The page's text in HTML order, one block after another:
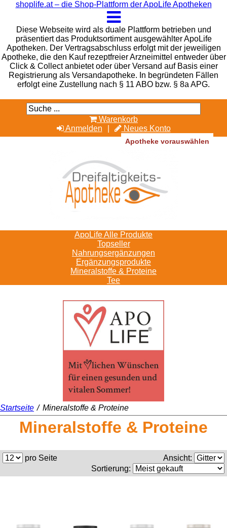
shoplife.at – die Shop-Plattform der ApoLife Apotheken
Diese Webseite wird als duale Plattform betrieben und
präsentiert das Produktsortiment ausgewählter ApoLife
Apotheken. Der Vertragsabschluss erfolgt mit der jeweiligen
Apotheke, die den Kauf rezeptfreier Arzneimittel entweder über
Click & Collect anbietet oder über Versand auf Basis einer
Registrierung als Versandapotheke. In begründeten Fällen
erfolgt eine Zustellung nach § 11 ABO bzw. § 8a APG.
Warenkorb
Anmelden
Neues Konto
Apotheke vorauswählen
ApoLife Alle Produkte
Topseller
Nahrungsergänzungen
Ergänzungsprodukte
Mineralstoffe & Proteine
Tee
Startseite / Mineralstoffe & Proteine
Mineralstoffe & Proteine
pro Seite
Ansicht:
Sortierung: